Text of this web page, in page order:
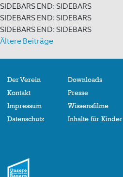
SIDEBARS END: SIDEBARS
SIDEBARS END: SIDEBARS
SIDEBARS END: SIDEBARS
Beitragsnavigation
Ältere Beiträge
Der Verein
Kontakt
Impressum
Datenschutz
Downloads
Presse
Wissensfilme
Inhalte für Kinder